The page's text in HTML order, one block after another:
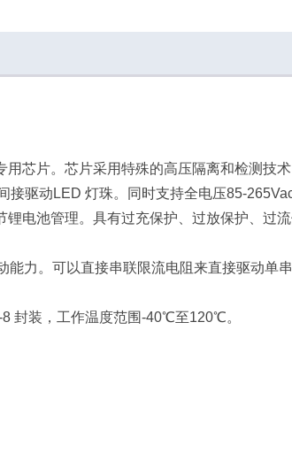
用芯片。芯片采用特殊的高压隔离和检测技
驱动LED 灯珠。同时支持全电压85-265Vac
锂电池管理。具有过充保护、过放保护、过
能力。可以直接串联限流电阻来直接驱动单
封装，工作温度范围-40℃至120℃。